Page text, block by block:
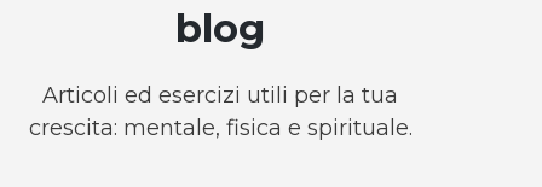
blog
Articoli ed esercizi utili per la tua
crescita: mentale, fisica e spirituale.